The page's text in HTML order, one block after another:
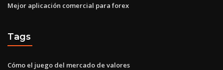
Mejor aplicación comercial para forex
Tags
Cómo el juego del mercado de valores